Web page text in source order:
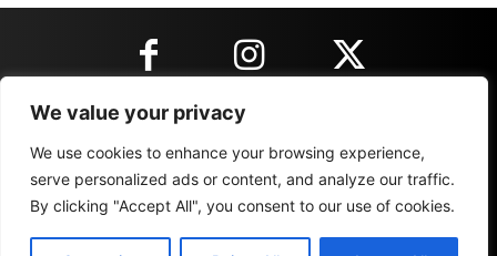
We value your privacy
We use cookies to enhance your browsing experience,
serve personalized ads or content, and analyze our traffic.
By clicking "Accept All", you consent to our use of cookies.
KONTAKT INFORMACIJE
IMPRESSUM MARKETING REZULTATI